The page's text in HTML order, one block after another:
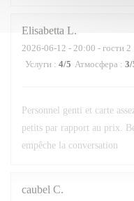
Elisabetta L
2026-06-12 - 20:00 - гости 2
Услуги : 4/5 Атмосфера : 3/
Personnel genti et carte
petits par rapport au prix.
empêche la conversation
caubel C